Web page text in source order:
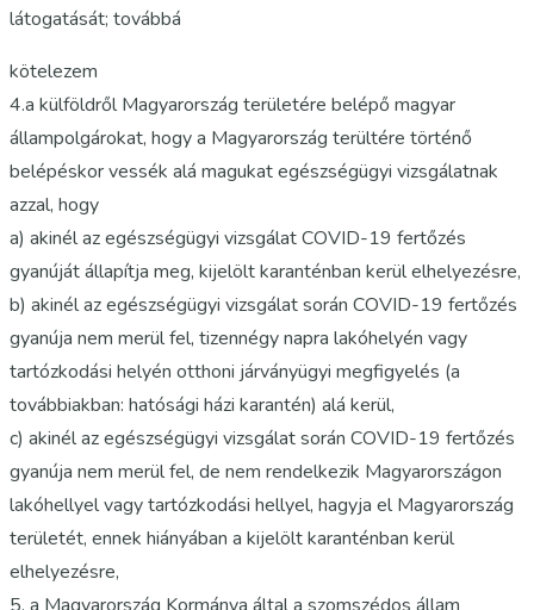
látogatását; továbbá
kötelezem
4.a külföldről Magyarország területére belépő magyar
állampolgárokat, hogy a Magyarország terültére történő
belépéskor vessék alá magukat egészségügyi vizsgálatnak
azzal, hogy
a) akinél az egészségügyi vizsgálat COVID-19 fertőzés
gyanúját állapítja meg, kijelölt karanténban kerül elhelyezésre,
b) akinél az egészségügyi vizsgálat során COVID-19 fertőzés
gyanúja nem merül fel, tizennégy napra lakóhelyén vagy
tartózkodási helyén otthoni járványügyi megfigyelés (a
továbbiakban: hatósági házi karantén) alá kerül,
c) akinél az egészségügyi vizsgálat során COVID-19 fertőzés
gyanúja nem merül fel, de nem rendelkezik Magyarországon
lakóhellyel vagy tartózkodási hellyel, hagyja el Magyarország
területét, ennek hiányában a kijelölt karanténban kerül
elhelyezésre,